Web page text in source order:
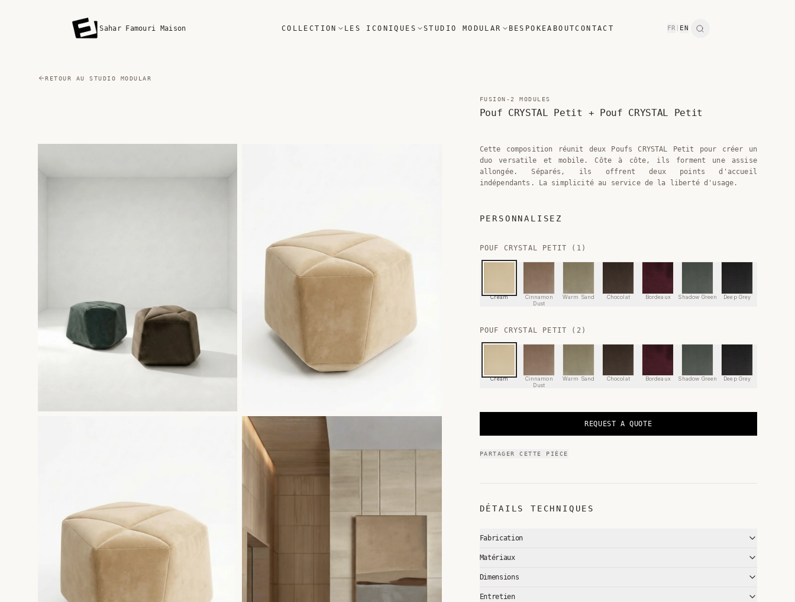
Sahar Famouri Maison COLLECTION LES ICONIQUES STUDIO MODULAR BESPOKEABOUTCONTACT FR EN
Search
RETOUR AU STUDIO MODULAR
FUSION-2 MODULES
Pouf CRYSTAL Petit + Pouf CRYSTAL Petit
Cette composition réunit deux Poufs CRYSTAL Petit pour créer un
duo versatile et mobile. Côte à côte, ils forment une assise
allongée. Séparés, ils offrent deux points d'accueil
indépendants. La simplicité au service de la liberté d'usage.
PERSONNALISEZ
POUF CRYSTAL PETIT (1)
Cream
Cinnamon
Dust
Warm Sand Chocolat Bordeaux Shadow Green Deep Grey
POUF CRYSTAL PETIT (2)
Cream
Cinnamon
Dust
Warm Sand Chocolat Bordeaux Shadow Green Deep Grey
REQUEST A QUOTE
PARTAGER CETTE PIÈCE
DÉTAILS TECHNIQUES
Fabrication
Matériaux
Dimensions
Entretien